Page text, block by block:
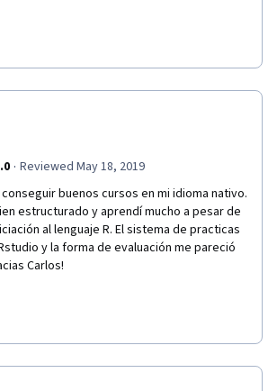
· Reviewed May 18, 2019
buenos cursos en mi idioma nativo.
estructurado y aprendí mucho a pesar de
al lenguaje R. El sistema de practicas
y la forma de evaluación me pareció
Carlos!